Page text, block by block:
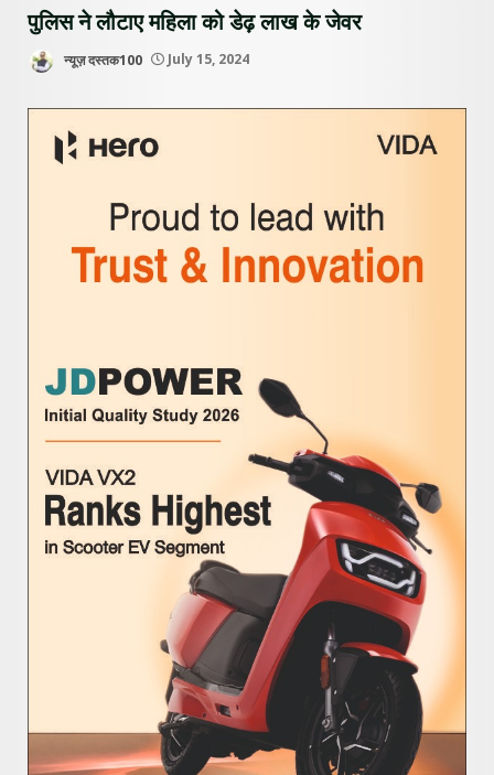
पुलिस ने लौटाए महिला को डेढ़ लाख के जेवर
न्यूज़ दस्तक100 July 15, 2024